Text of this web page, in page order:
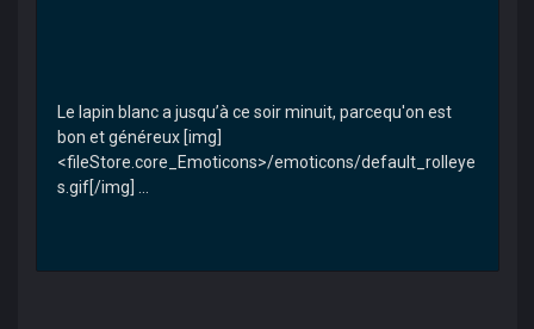
Le lapin blanc a jusqu’à ce soir minuit, parcequ'on est
bon et généreux [img]
<fileStore.core_Emoticons>/emoticons/default_rolleye
s.gif[/img] ...